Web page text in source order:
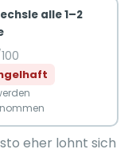
alle 1–2
eher lohnt sich